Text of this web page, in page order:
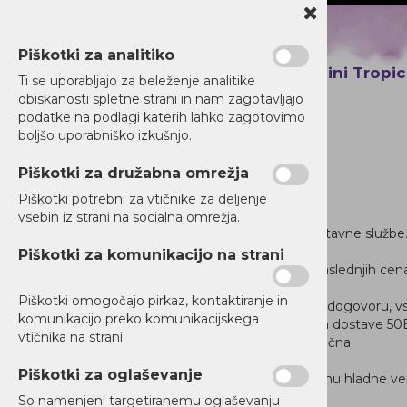
IZDELKI Špelini
Dostava
Za dostavo skrbi Acai.si sam v okviru svoje dostavne
Dostava produktov Acai.si se zaračunava po naslednjih
Brezplačni prevzem izdelkov po predhodnem dogovoru,
Pri nakupu od 0,00 EUR do 99,99 EUR je cena dostave
Pri nakupu nad 100,00 EUR je dostava brezplačna.
Dostava zamrznjenih izdelkov se vrši po sistemu hladne
Piškotki za analitiko
Ti se uporabljajo za beleženje analitike
obiskanosti spletne strani in nam zagotavljajo
podatke na podlagi katerih lahko zagotovimo
boljšo uporabniško izkušnjo.
Piškotki za družabna omrežja
Piškotki potrebni za vtičnike za deljenje
vsebin iz strani na socialna omrežja.
Piškotki za komunikacijo na strani
Piškotki omogočajo pirkaz, kontaktiranje in
komunikacijo preko komunikacijskega
vtičnika na strani.
Piškotki za oglaševanje
So namenjeni targetiranemu oglaševanju